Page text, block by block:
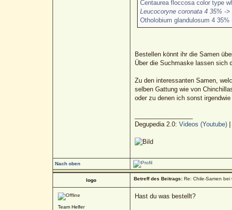
Centaurea floccosa color type
Leucocoryne coronata 4 35% ->
Otholobium glandulosum 4 35%
Bestellen könnt ihr die Samen
Über die Suchmaske lassen sich
Zu den interessanten Samen,
selben Gattung wie von
oder zu denen ich sonst irgendwie
Degupedia 2.0: Videos (Youtube)|
Nach oben
logo Betreff des Beitrags:Re: Chile-Samen bei
Team Helfer
Hast du was bestellt?